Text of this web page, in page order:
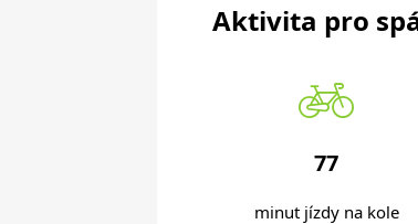
Aktivita pro
77
minut jízdy na kole